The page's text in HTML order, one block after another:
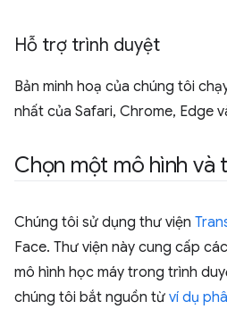
Hỗ trợ trình duyệt
Bản minh hoạ của chúng tôi
nhất của Safari, Chrome, Edge
Chọn một mô hình và
Chúng tôi sử dụng thư viện
Face. Thư viện này cung cấp
mô hình học máy trong trình
chúng tôi bắt nguồn từ ví dụ